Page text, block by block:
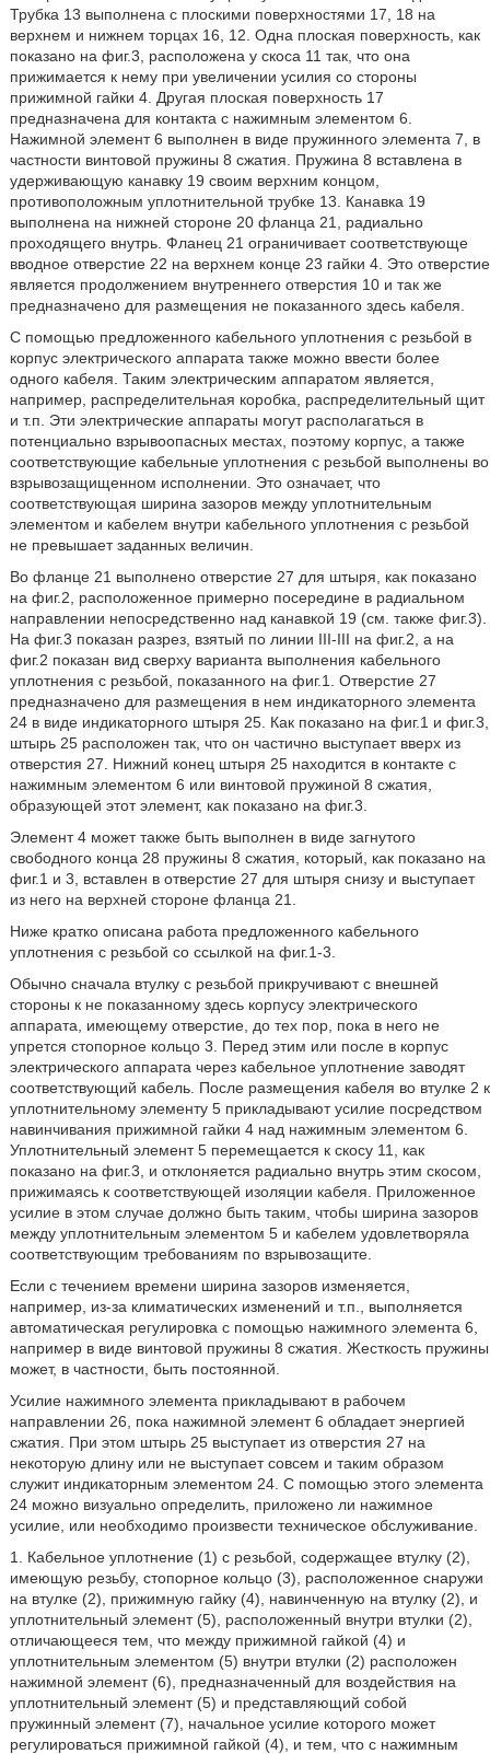
Трубка 13 выполнена с плоскими поверхностями 17, 18 на
верхнем и нижнем торцах 16, 12. Одна плоская поверхность, как
показано на фиг.3, расположена у скоса 11 так, что она
прижимается к нему при увеличении усилия со стороны
прижимной гайки 4. Другая плоская поверхность 17
предназначена для контакта с нажимным элементом 6.
Нажимной элемент 6 выполнен в виде пружинного элемента 7, в
частности винтовой пружины 8 сжатия. Пружина 8 вставлена в
удерживающую канавку 19 своим верхним концом,
противоположным уплотнительной трубке 13. Канавка 19
выполнена на нижней стороне 20 фланца 21, радиально
проходящего внутрь. Фланец 21 ограничивает соответствующе
вводное отверстие 22 на верхнем конце 23 гайки 4. Это отверстие
является продолжением внутреннего отверстия 10 и так же
предназначено для размещения не показанного здесь кабеля.
С помощью предложенного кабельного уплотнения с резьбой в
корпус электрического аппарата также можно ввести более
одного кабеля. Таким электрическим аппаратом является,
например, распределительная коробка, распределительный щит
и т.п. Эти электрические аппараты могут располагаться в
потенциально взрывоопасных местах, поэтому корпус, а также
соответствующие кабельные уплотнения с резьбой выполнены во
взрывозащищенном исполнении. Это означает, что
соответствующая ширина зазоров между уплотнительным
элементом и кабелем внутри кабельного уплотнения с резьбой
не превышает заданных величин.
Во фланце 21 выполнено отверстие 27 для штыря, как показано
на фиг.2, расположенное примерно посередине в радиальном
направлении непосредственно над канавкой 19 (см. также фиг.3).
На фиг.3 показан разрез, взятый по линии III-III на фиг.2, а на
фиг.2 показан вид сверху варианта выполнения кабельного
уплотнения с резьбой, показанного на фиг.1. Отверстие 27
предназначено для размещения в нем индикаторного элемента
24 в виде индикаторного штыря 25. Как показано на фиг.1 и фиг.3,
штырь 25 расположен так, что он частично выступает вверх из
отверстия 27. Нижний конец штыря 25 находится в контакте с
нажимным элементом 6 или винтовой пружиной 8 сжатия,
образующей этот элемент, как показано на фиг.3.
Элемент 4 может также быть выполнен в виде загнутого
свободного конца 28 пружины 8 сжатия, который, как показано на
фиг.1 и 3, вставлен в отверстие 27 для штыря снизу и выступает
из него на верхней стороне фланца 21.
Ниже кратко описана работа предложенного кабельного
уплотнения с резьбой со ссылкой на фиг.1-3.
Обычно сначала втулку с резьбой прикручивают с внешней
стороны к не показанному здесь корпусу электрического
аппарата, имеющему отверстие, до тех пор, пока в него не
упрется стопорное кольцо 3. Перед этим или после в корпус
электрического аппарата через кабельное уплотнение заводят
соответствующий кабель. После размещения кабеля во втулке 2 к
уплотнительному элементу 5 прикладывают усилие посредством
навинчивания прижимной гайки 4 над нажимным элементом 6.
Уплотнительный элемент 5 перемещается к скосу 11, как
показано на фиг.3, и отклоняется радиально внутрь этим скосом,
прижимаясь к соответствующей изоляции кабеля. Приложенное
усилие в этом случае должно быть таким, чтобы ширина зазоров
между уплотнительным элементом 5 и кабелем удовлетворяла
соответствующим требованиям по взрывозащите.
Если с течением времени ширина зазоров изменяется,
например, из-за климатических изменений и т.п., выполняется
автоматическая регулировка с помощью нажимного элемента 6,
например в виде винтовой пружины 8 сжатия. Жесткость пружины
может, в частности, быть постоянной.
Усилие нажимного элемента прикладывают в рабочем
направлении 26, пока нажимной элемент 6 обладает энергией
сжатия. При этом штырь 25 выступает из отверстия 27 на
некоторую длину или не выступает совсем и таким образом
служит индикаторным элементом 24. С помощью этого элемента
24 можно визуально определить, приложено ли нажимное
усилие, или необходимо произвести техническое обслуживание.
1. Кабельное уплотнение (1) с резьбой, содержащее втулку (2),
имеющую резьбу, стопорное кольцо (3), расположенное снаружи
на втулке (2), прижимную гайку (4), навинченную на втулку (2), и
уплотнительный элемент (5), расположенный внутри втулки (2),
отличающееся тем, что между прижимной гайкой (4) и
уплотнительным элементом (5) внутри втулки (2) расположен
нажимной элемент (6), предназначенный для воздействия на
уплотнительный элемент (5) и представляющий собой
пружинный элемент (7), начальное усилие которого может
регулироваться прижимной гайкой (4), и тем, что с нажимным